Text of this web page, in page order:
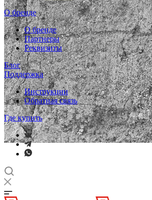
О бренде
О бренде
Партнеры
Реквизиты
Блог
Поддержка
Инструкции
Обратная связь
Где купить